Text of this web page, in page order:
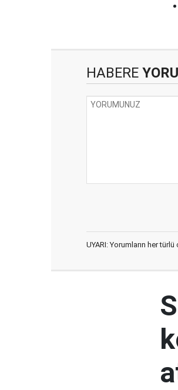
HABERE
UYARI: Yorumların her